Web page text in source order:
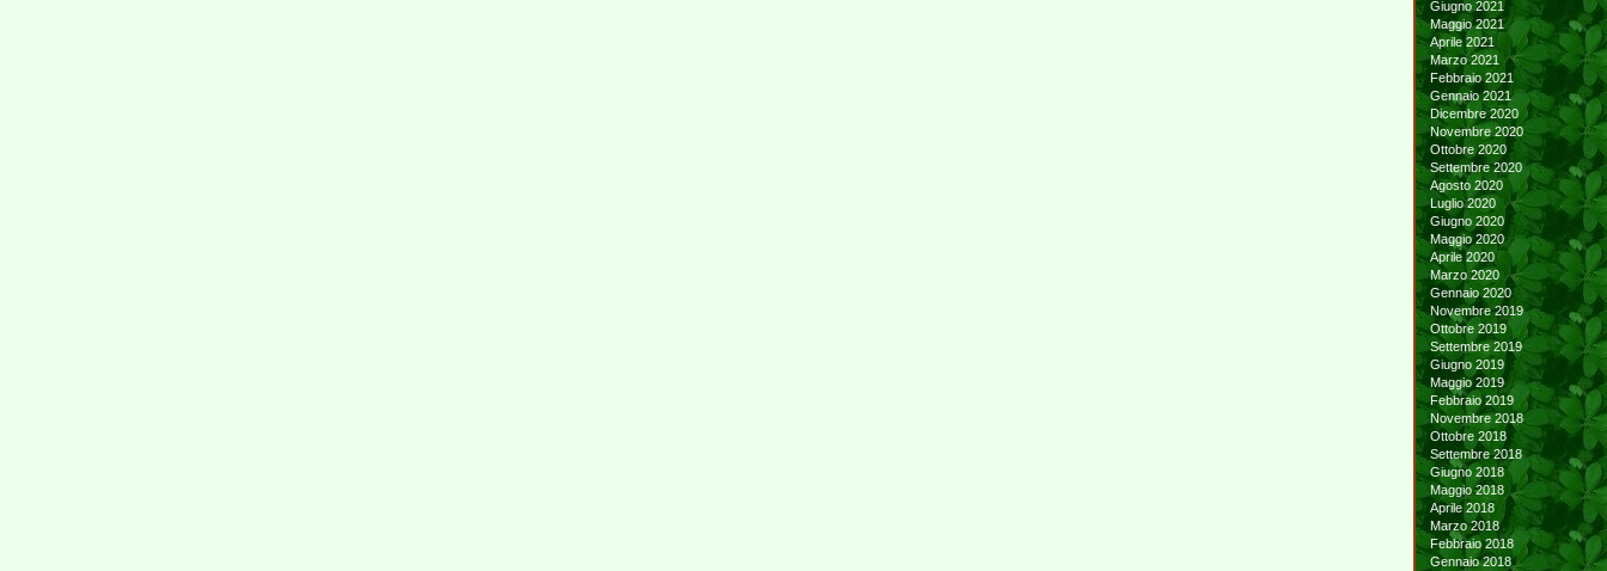
Giugno 2021
Maggio 2021
Aprile 2021
Marzo 2021
Febbraio 2021
Gennaio 2021
Dicembre 2020
Novembre 2020
Ottobre 2020
Settembre 2020
Agosto 2020
Luglio 2020
Giugno 2020
Maggio 2020
Aprile 2020
Marzo 2020
Gennaio 2020
Novembre 2019
Ottobre 2019
Settembre 2019
Giugno 2019
Maggio 2019
Febbraio 2019
Novembre 2018
Ottobre 2018
Settembre 2018
Giugno 2018
Maggio 2018
Aprile 2018
Marzo 2018
Febbraio 2018
Gennaio 2018